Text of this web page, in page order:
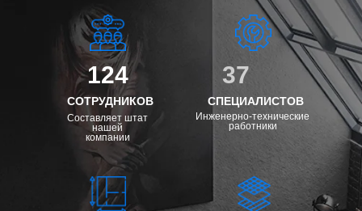
124
СОТРУДНИКОВ
Составляет штат
нашей
компании
37
СПЕЦИАЛИСТОВ
Инженерно-технические
работники